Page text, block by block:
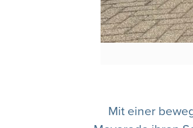
Mit einer